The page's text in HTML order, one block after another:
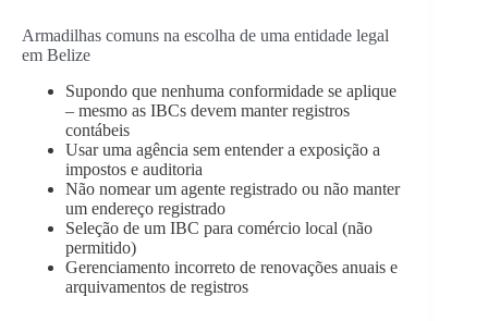
Armadilhas comuns na escolha de uma entidade legal
em Belize
Supondo que nenhuma conformidade se aplique
– mesmo as IBCs devem manter registros
contábeis
Usar uma agência sem entender a exposição a
impostos e auditoria
Não nomear um agente registrado ou não manter
um endereço registrado
Seleção de um IBC para comércio local (não
permitido)
Gerenciamento incorreto de renovações anuais e
arquivamentos de registros